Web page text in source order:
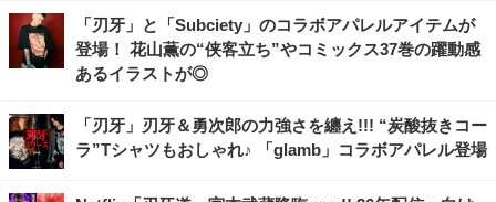
「刃牙」と「Subciety」のコラボアパレルアイテムが
登場！ 花山薫の“侠客立ち”やコミックス37巻の躍動感
あるイラストが◎
「刃牙」刃牙＆勇次郎の力強さを纏え!!! “炭酸抜きコー
ラ”Tシャツもおしゃれ♪ 「glamb」コラボアパレル登場